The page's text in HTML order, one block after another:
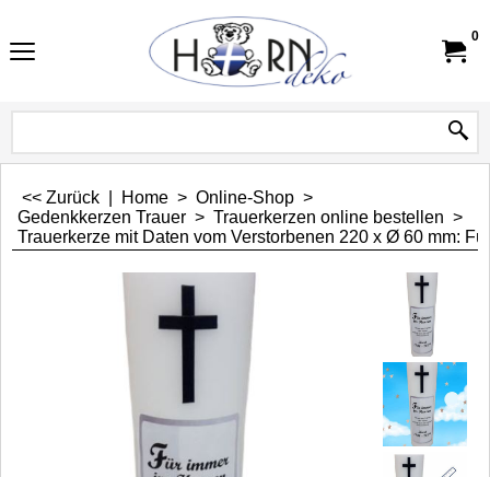
0
<< Zurück Home > Online-Shop >
Gedenkkerzen Trauer > Trauerkerzen online bestellen >
Trauerkerze mit Daten vom Verstorbenen 220 x Ø 60 mm: